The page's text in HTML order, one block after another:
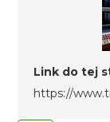
Link do tej
https://